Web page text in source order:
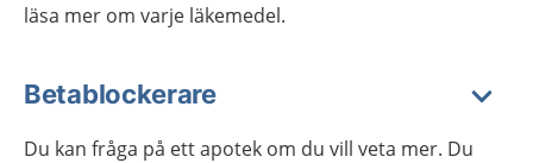
läsa mer om varje läkemedel.
Betablockerare
Du kan fråga på ett apotek om du vill veta mer. Du